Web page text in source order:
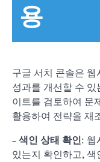
용
구글 서치 콘솔은
성과를 개선할 수
이트를 검토하여 문
활용하여 전략을 재
– 색인 상태 확인: 웹
있는지 확인하고,